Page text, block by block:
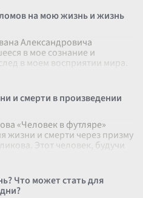
на мою жизнь и жизнь
Александровича
в мое сознание и
в моем восприятии мира.
новые
и смерти в произведении
«Человек в футляре»
жизни и смерти через призму
Этот человек, будучи
Что может стать для